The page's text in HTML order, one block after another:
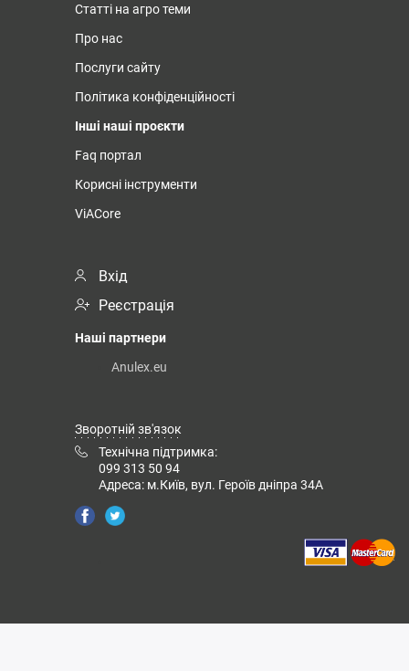
Статті на агро теми
Про нас
Послуги сайту
Політика конфіденційності
Інші наші проєкти
Faq портал
Корисні інструменти
ViACore
Вхід
Реєстрація
Наші партнери
Anulex.eu
Зворотній зв'язок
Технічна підтримка:
099 313 50 94
Адреса: м.Київ, вул. Героїв дніпра 34А